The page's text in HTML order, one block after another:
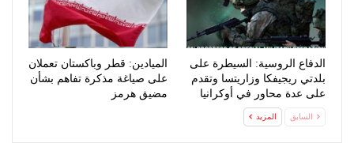
الدفاع الروسية: السيطرة على
بلدتي ريجيفكا وزاريتسا وتقدم
على عدة محاور في أوكرانيا
الميادين: قطر وباكستان تعملان
على صياغة مذكرة تفاهم بشأن
مضيق هرمز
السابق المزيد